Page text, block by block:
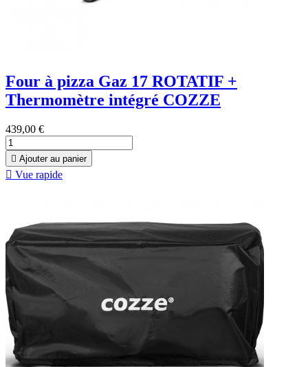
Four à pizza Gaz 17 ROTATIF +
Thermomètre intégré COZZE
439,00 €
 Ajouter au panier
 Vue rapide